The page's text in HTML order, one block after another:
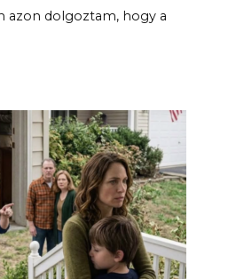
azon dolgoztam, hogy a